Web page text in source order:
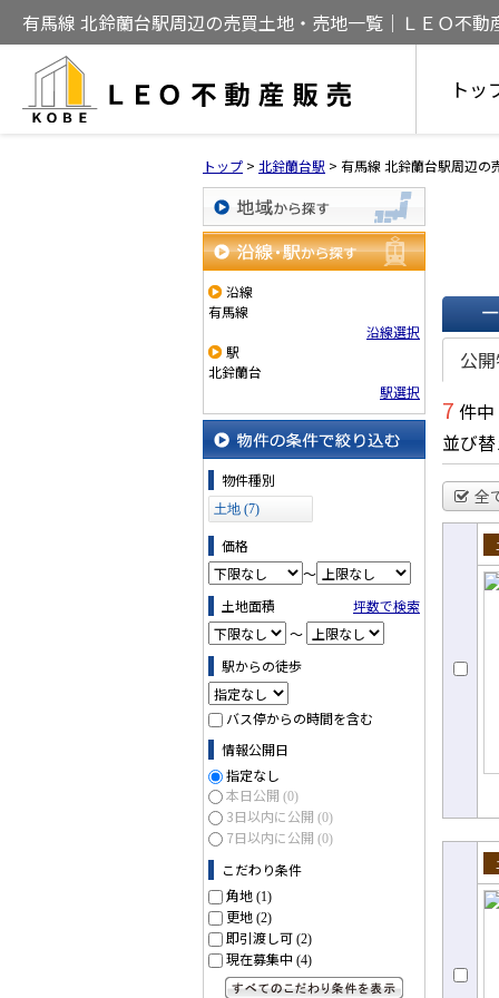
有馬線 北鈴蘭台駅周辺の売買土地・売地一覧｜ＬＥＯ不
トッ
トップ > 北鈴蘭台駅 > 有馬線 北鈴蘭台駅周辺の
地域から探す
沿線・駅から探す
沿線
有馬線
沿線選択
駅
北鈴蘭台
駅選択
物件の条件で絞り込む
物件種別
土地 (7)
価格
～
土地面積
坪数で検索
～
駅からの徒歩
バス停からの時間を含む
情報公開日
指定なし
本日公開 (0)
3日以内に公開 (0)
7日以内に公開 (0)
こだわり条件
角地 (1)
更地 (2)
即引渡し可 (2)
現在募集中 (4)
一覧
公
7 件
並び
全